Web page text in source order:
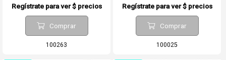
Regístrate para ver $ precios
Comprar
100263
Regístrate para ver $ precios
Comprar
100025